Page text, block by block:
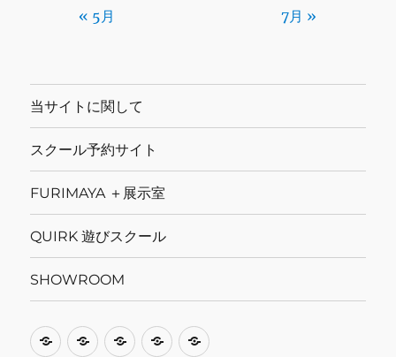
« 5月 7月 »
当サイトに関して
スクール予約サイト
FURIMAYA ＋展示室
QUIRK 遊びスクール
SHOWROOM
当
ス
FURIMAYA
QUIRKSHOWROOM